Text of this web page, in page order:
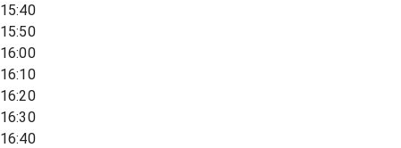
15:40
15:50
16:00
16:10
16:20
16:30
16:40